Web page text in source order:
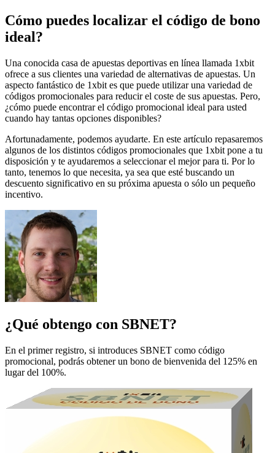
Cómo puedes localizar el código de bono
ideal?
Una conocida casa de apuestas deportivas en línea llamada 1xbit
ofrece a sus clientes una variedad de alternativas de apuestas. Un
aspecto fantástico de 1xbit es que puede utilizar una variedad de
códigos promocionales para reducir el coste de sus apuestas. Pero,
¿cómo puede encontrar el código promocional ideal para usted
cuando hay tantas opciones disponibles?
Afortunadamente, podemos ayudarte. En este artículo repasaremos
algunos de los distintos códigos promocionales que 1xbit pone a tu
disposición y te ayudaremos a seleccionar el mejor para ti. Por lo
tanto, tenemos lo que necesita, ya sea que esté buscando un
descuento significativo en su próxima apuesta o sólo un pequeño
incentivo.
¿Qué obtengo con SBNET?
En el primer registro, si introduces SBNET como código
promocional, podrás obtener un bono de bienvenida del 125% en
lugar del 100%.